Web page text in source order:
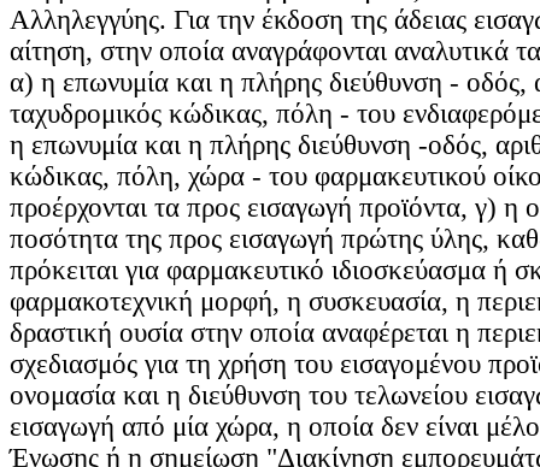
Αλληλεγγύης. Για την έκδοση της άδειας
αίτηση, στην οποία αναγράφονται αναλυτικά
α) η επωνυμία και η πλήρης διεύθυνση - οδός,
ταχυδρομικός κώδικας, πόλη - του
η επωνυμία και η πλήρης διεύθυνση -οδός,
κώδικας, πόλη, χώρα - του φαρμακευτικού
προέρχονται τα προς εισαγωγή προϊόντα, γ) η
ποσότητα της προς εισαγωγή πρώτης ύλης,
πρόκειται για φαρμακευτικό ιδιοσκεύασμα ή
φαρμακοτεχνική μορφή, η συσκευασία, η
δραστική ουσία στην οποία αναφέρεται η
σχεδιασμός για τη χρήση του εισαγομένου
ονομασία και η διεύθυνση του τελωνείου
εισαγωγή από μία χώρα, η οποία δεν είναι
Ένωσης ή η σημείωση "Διακίνηση